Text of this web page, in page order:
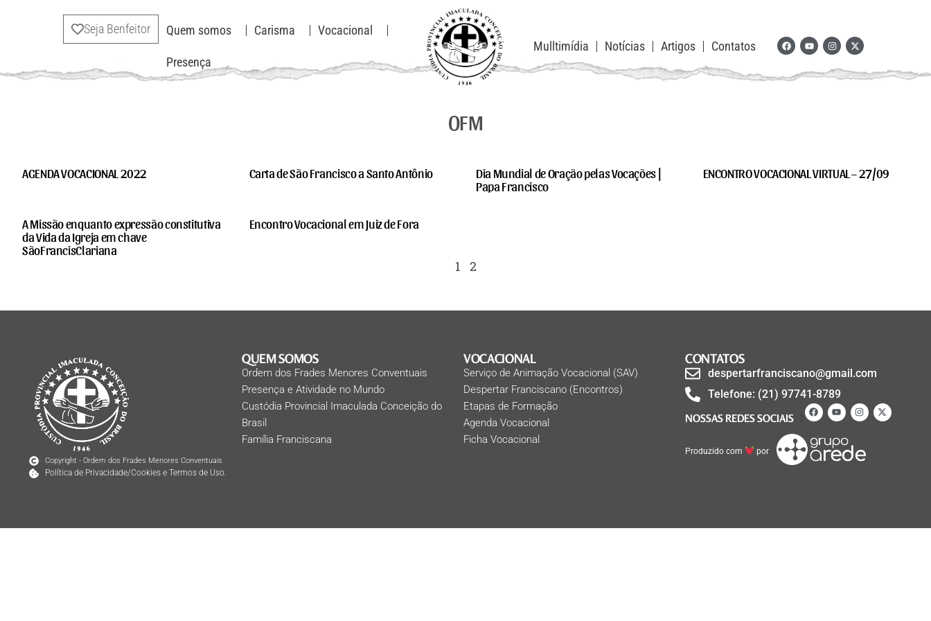
Seja Benfeitor Quem somos Carisma Vocacional
Presença
Mulltimídia Notícias Artigos Contatos
OFM
AGENDA VOCACIONAL 2022 Carta de São Francisco a Santo Antônio
Dia Mundial de Oração pelas Vocações |
Papa Francisco
ENCONTRO VOCACIONAL VIRTUAL – 27/09
A Missão enquanto expressão constitutiva
da Vida da Igreja em chave
SãoFrancisClariana
Encontro Vocacional em Juiz de Fora
1 2
Copyright - Ordem dos Frades Menores Conventuais
Política de Privacidade/Cookies e Termos de Uso.
QUEM SOMOS
Ordem dos Frades Menores Conventuais
Presença e Atividade no Mundo
Custódia Provincial Imaculada Conceição do
Brasil
Família Franciscana
VOCACIONAL
Serviço de Animação Vocacional (SAV)
Despertar Franciscano (Encontros)
Etapas de Formação
Agenda Vocacional
Ficha Vocacional
CONTATOS
despertarfranciscano@gmail.com
Telefone: (21) 97741-8789
NOSSAS REDES SOCIAIS
Produzido com por